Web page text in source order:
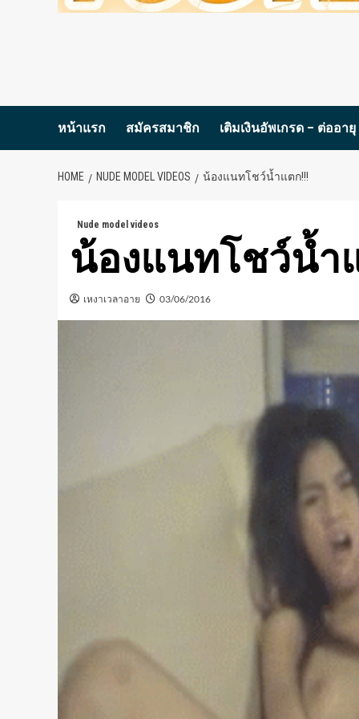
หน้าแรก สมัครสมาชิก เติมเงินอัพเกรด – ต่ออายุ
HOME NUDE MODEL VIDEOS น้องแนทโชว์น้ำแตก!!!
Nude model videos
น้องแนทโชว์น้ำ
เหงาเวลาอาย 03/06/2016